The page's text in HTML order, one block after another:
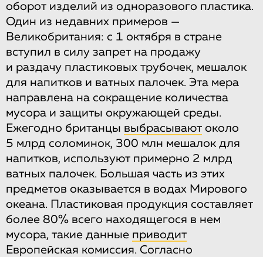
оборот изделий из одноразового пластика.
Один из недавних примеров —
Великобритания: с 1 октября в стране
вступил в силу запрет на продажу
и раздачу пластиковых трубочек, мешалок
для напитков и ватных палочек. Эта мера
направлена на сокращение количества
мусора и защиты окружающей среды.
Ежегодно британцы выбрасывают около
5 млрд соломинок, 300 млн мешалок для
напитков, используют примерно 2 млрд
ватных палочек. Большая часть из этих
предметов оказывается в водах Мирового
океана. Пластиковая продукция составляет
более 80% всего находящегося в нем
мусора, такие данные приводит
Европейская комиссия. Согласно